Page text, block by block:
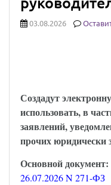
03.08.2026
Создадут
использовать, в
заявлений,
прочих юридически
Основной документ:
26.07.2026 N 271-ФЗ